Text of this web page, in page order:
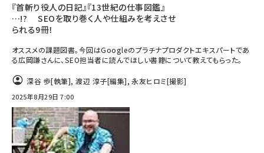
『首斬り役人の日記』『13世紀の仕事図鑑』
…!? SEOを取り巻く人や仕組みを考えさせ
られる9冊！
オススメの課題図書。今回はGoogleのプラチナプロダクトエキスパートであ
る広岡謙さんに、SEO担当者に読んでほしい書籍について教えてもらった。
深谷 歩[執筆],渡辺 淳子[編集],永友ヒロミ[撮影]
2025年8月29日 7:00